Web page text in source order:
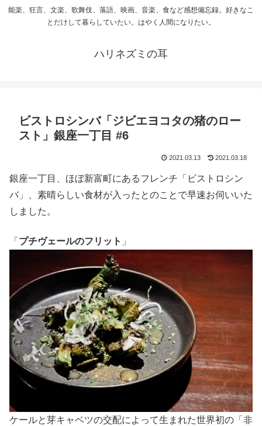
能楽、狂言、文楽、歌舞伎、落語、映画、音楽、食など感想備忘録。好きなこ
とだけして暮らしていたい。はやく人間になりたい。
ハリネズミの耳
ビストロシンバ「ジビエヨコタの猪のロー
スト」銀座一丁目 #6
2021.03.13 2021.03.18
銀座一丁目、ほぼ新富町にあるフレンチ「ビストロシン
バ」、素晴らしい食材が入ったとのことで早速お伺いいた
しました。
「 プチヴェールのフリット 」
ケールと芽キャベツの交配によって生まれた世界初の「非